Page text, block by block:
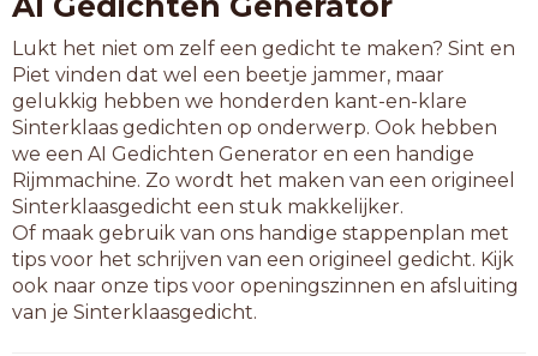
lakjas
legras
madras
matras
meelas
mislas
mispas
miswas
moeras
nagras
nijdas
ombras
oogkas
Lukt het niet om zelf een gedicht te maken? Sint en
Piet vinden dat wel een beetje jammer, maar
gelukkig hebben we honderden kant-en-klare
Sinterklaas gedichten op onderwerp. Ook hebben
we een AI Gedichten Generator en een handige
Rijmmachine. Zo wordt het maken van een origineel
Sinterklaasgedicht een stuk makkelijker.
Of maak gebruik van ons handige stappenplan met
tips voor het schrijven van een origineel gedicht. Kijk
ook naar onze tips voor openingszinnen en afsluiting
van je Sinterklaasgedicht.